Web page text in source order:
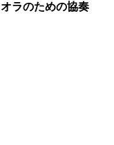
ラのための協奏